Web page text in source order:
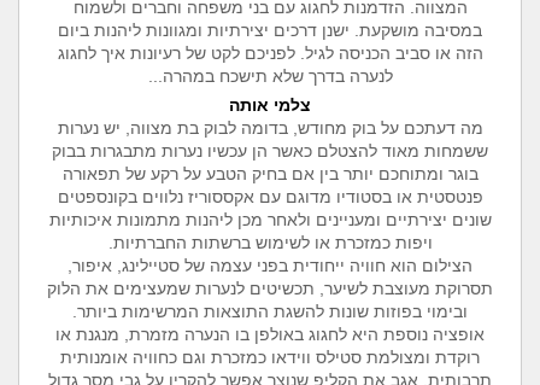
המצווה. הזדמנות לחגוג עם בני משפחה וחברים ולשמוח
במסיבה מושקעת. ישנן דרכים יצירתיות ומגוונות ליהנות ביום
הזה או סביב הכניסה לגיל. לפניכם לקט של רעיונות איך לחגוג
לנערה בדרך שלא תישכח במהרה...
צלמי אותה
מה דעתכם על בוק מחודש, בדומה לבוק בת מצווה, יש נערות
ששמחות מאוד להצטלם כאשר הן עכשיו נערות מתבגרות בבוק
בוגר ומתוחכם יותר בין אם בחיק הטבע על רקע של תפאורה
פנטסטית או בסטודיו מדוגם עם אקססוריז נלווים בקונספטים
שונים יצירתיים ומעניינים ולאחר מכן ליהנות מתמונות איכותיות
ויפות כמזכרת או לשימוש ברשתות החברתיות.
הצילום הוא חוויה ייחודית בפני עצמה של סטיילינג, איפור,
תסרוקת מעוצבת לשיער, תכשיטים לנערות שמעצימים את הלוק
ובימוי בפוזות שונות להשגת התוצאות המרשימות ביותר.
אופציה נוספת היא לחגוג באולפן בו הנערה מזמרת, מנגנת או
רוקדת ומצולמת סטילס ווידאו כמזכרת וגם כחוויה אומנותית
תרבותית. אגב את הקליפ שנוצר אפשר להקרין על גבי מסך גדול